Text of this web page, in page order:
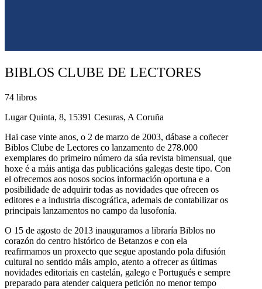
BIBLOS CLUBE DE LECTORES
74 libros
Lugar Quinta, 8, 15391 Cesuras, A Coruña
Hai case vinte anos, o 2 de marzo de 2003, dábase a coñecer
Biblos Clube de Lectores co lanzamento de 278.000
exemplares do primeiro número da súa revista bimensual, que
hoxe é a máis antiga das publicacións galegas deste tipo. Con
el ofrecemos aos nosos socios información oportuna e a
posibilidade de adquirir todas as novidades que ofrecen os
editores e a industria discográfica, ademais de contabilizar os
principais lanzamentos no campo da lusofonía.
O 15 de agosto de 2013 inauguramos a libraría Biblos no
corazón do centro histórico de Betanzos e con ela
reafirmamos un proxecto que segue apostando pola difusión
cultural no sentido máis amplo, atento a ofrecer as últimas
novidades editoriais en castelán, galego e Portugués e sempre
preparado para atender calquera petición no menor tempo